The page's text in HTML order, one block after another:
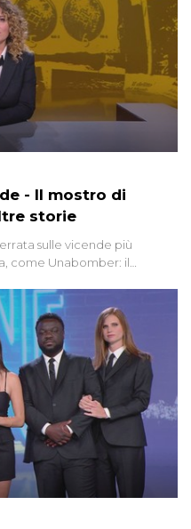
- Il mostro di
storie
sulle vicende più
come Unabomber: il
potrebbe essere ancora in
zone d'ombra sul Mostro di
ancora oggi avvolte in un
dello speciale anche
realizzata ne...